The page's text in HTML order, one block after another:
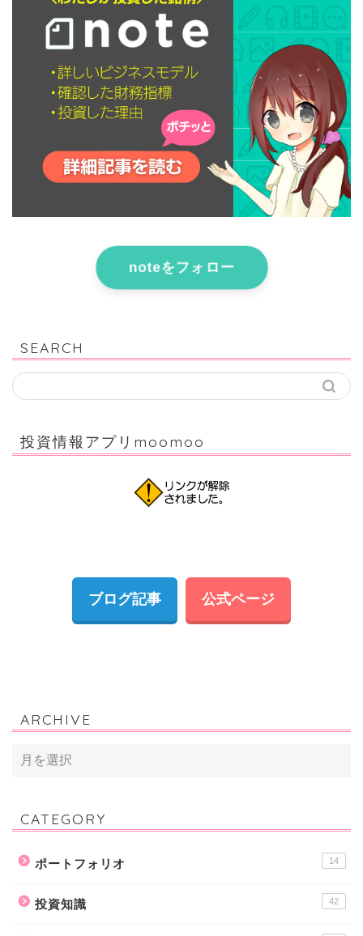
noteをフォロー
SEARCH
投資情報アプリmoomoo
ブログ記事 公式ページ
ARCHIVE
CATEGORY
ポートフォリオ 14
投資知識 42